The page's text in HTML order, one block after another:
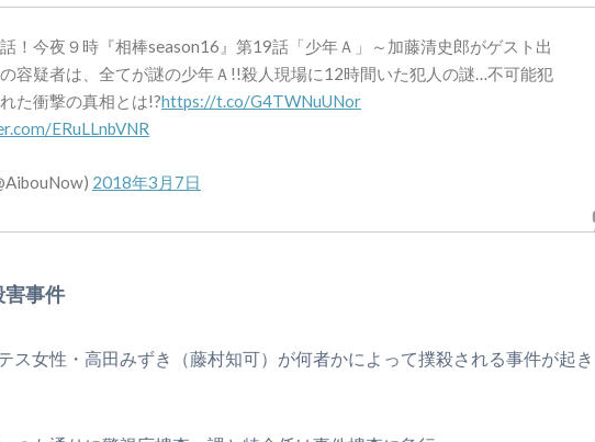
！今夜９時『相棒season16』第19話「少年Ａ」～加藤清史郎がゲスト出
容疑者は、全てが謎の少年Ａ!!殺人現場に12時間いた犯人の謎…不可能犯
た衝撃の真相とは!?https://t.co/G4TWNuUNor
ERuLLnbVNR
2018年3月7日
事件
ス女性・高田みずき（藤村知可）が何者かによって撲殺される事件が起き